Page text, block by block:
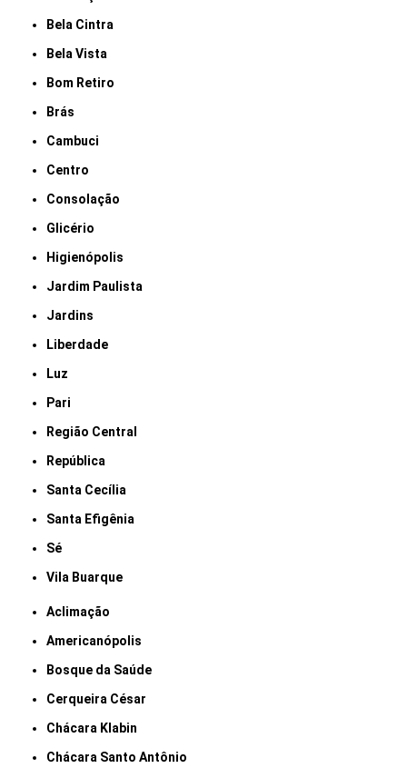
Bela Cintra
Bela Vista
Bom Retiro
Brás
Cambuci
Centro
Consolação
Glicério
Higienópolis
Jardim Paulista
Jardins
Liberdade
Luz
Pari
Região Central
República
Santa Cecília
Santa Efigênia
Sé
Vila Buarque
Aclimação
Americanópolis
Bosque da Saúde
Cerqueira César
Chácara Klabin
Chácara Santo Antônio